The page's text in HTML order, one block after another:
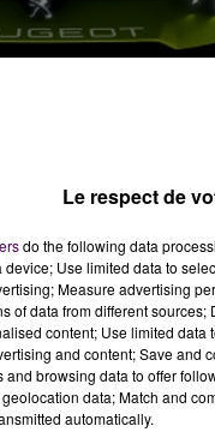
18
2023 des 24
Le respect de
do the following data
Use limited data to
Measure advertising
of data from different
content; Use limited
and content; Save and
and browsing data to offer
data; Match and
automatically.